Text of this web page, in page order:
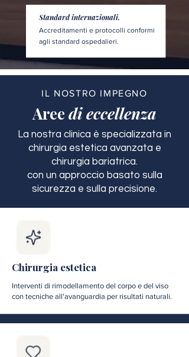
Standard internazionali.
Accreditamenti e protocolli conformi
agli standard ospedalieri.
IL NOSTRO IMPEGNO
Aree di eccellenza
La nostra clinica è specializzata in
chirurgia estetica avanzata e
chirurgia bariatrica.
con un approccio basato sulla
sicurezza e sulla precisione.
Chirurgia estetica
Interventi di rimodellamento del corpo e del viso
con tecniche all'avanguardia per risultati naturali.